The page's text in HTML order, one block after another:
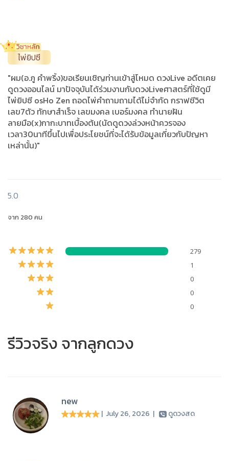
ไพ่ยิปซี
"ผม(อ.ภู คำพริ้ง)ขอเรียนเชิญท่านเข้าสู่โหมด ดวงLive อดีตเคย
ดูดวงออนไลน์ มาปัจจุบันได้ร่วมงานกับดวงLiveศาสตร์ที่ใช้ดูมี
ไพ่ยิปซี osHo Zen ถอดไพ่คำถามถามได้ไม่จำกัด กราฟชีวิต
เลข7ตัว ทักษาสำเร็จ เลขมงคล เบอร์มงคล ทำนายฝัน
ลายมือ(x)กากะบาทเบื้องต้น(นัดดูดวงล่วงหน้าควรจอง
เวลา30นาทีขึ้นไปเพื่อประโยชน์ที่จะได้รับข้อมูลเกี่ยวกับปัญหา
เหล่านั้น)"
5.0
จาก 280 คน
279
1
0
0
0
รีวิวจริง จากลูกดวง
new
| July 26, 2026 | ดูดวงสด